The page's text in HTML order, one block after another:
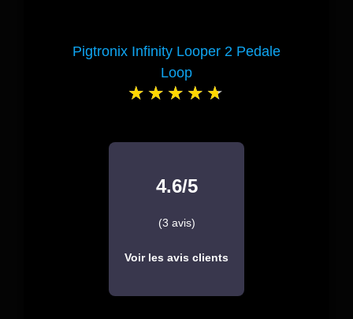
Pigtronix Infinity Looper 2 Pedale
Loop
4.6/5
(3 avis)
Voir les avis clients